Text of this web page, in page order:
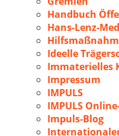
Handbuch
Hans-Lenz-
Ideelle
Immaterielles
Impressum
IMPULS
IMPULS
Impuls-Blog